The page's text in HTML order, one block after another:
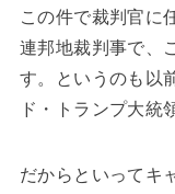
この件で裁判官に
連邦地裁判事で、
す。というのも以
ド・トランプ大統
だからといってキ